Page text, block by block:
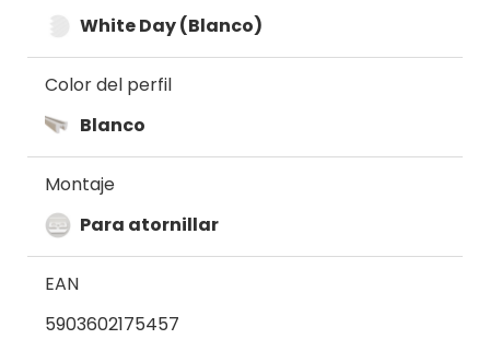
White Day (Blanco)
Color del perfil
Blanco
Montaje
Para atornillar
EAN
5903602175457